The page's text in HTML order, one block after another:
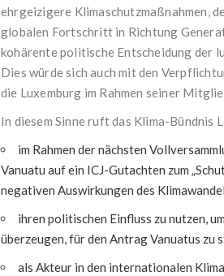
ehrgeizigere Klimaschutzmaßnahmen,
globalen Fortschritt in Richtung
kohärente politische Entscheidung der
Dies würde sich auch mit den
die Luxemburg im Rahmen seiner
In diesem Sinne ruft das Klima-Bündnis
im Rahmen der nächsten
Vanuatu auf ein ICJ-Gutachten zum
negativen Auswirkungen des
ihren politischen Einfluss zu nutzen,
überzeugen, für den Antrag Vanuatus zu
als Akteur in den internationalen